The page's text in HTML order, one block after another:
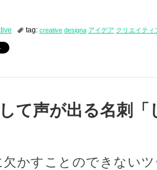
tag: creative designa アイデア クリエイティ
て声が出る名刺「
かすことのできない